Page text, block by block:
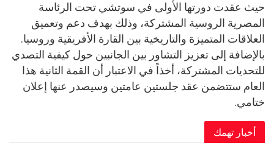
حيث عقدت دورتها الأولى في سوتشي تحت الرئاسة
المصرية الروسية المشتركة، وذلك بهدف دعم وتعميق
العلاقات المتميزة والتاريخية بين القارة الأفريقية وروسيا.
بالإضافة إلى تعزيز التشاور بين الجانبين حول كيفية التصدي
للتحديات المشتركة، أخذاً في الاعتبار أن القمة الثانية هذا
العام ستتضمن عقد جلستين عامتين وسيصدر عنها إعلان
ختامي.
أخبار تهمك